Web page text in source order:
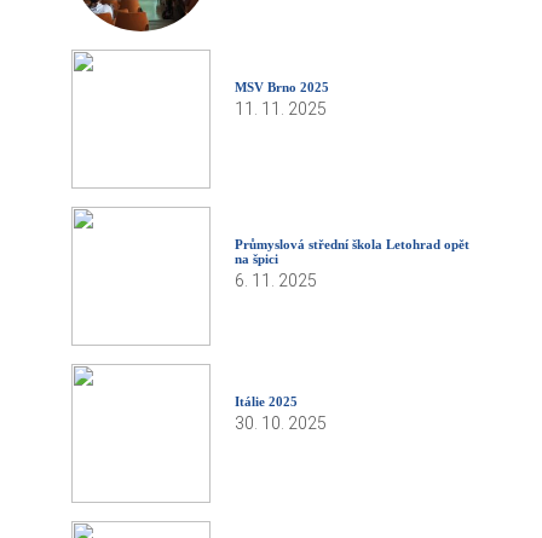
MSV Brno 2025
11. 11. 2025
Průmyslová střední škola Letohrad opět
na špici
6. 11. 2025
Itálie 2025
30. 10. 2025